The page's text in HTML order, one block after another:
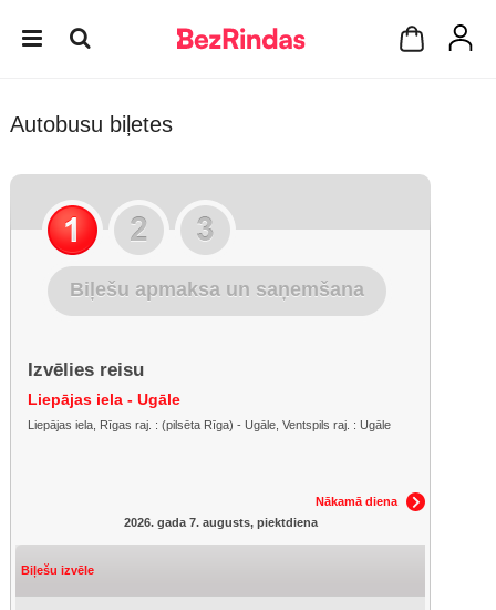
Autobusu biļetes
Biļešu apmaksa un saņemšana
Izvēlies reisu
Liepājas iela - Ugāle
Liepājas iela, Rīgas raj. : (pilsēta Rīga) - Ugāle, Ventspils raj. : Ugāle
Nākamā diena
2026. gada 7. augusts, piektdiena
Biļešu izvēle